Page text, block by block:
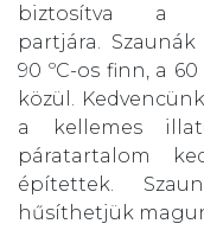
biztosítva a
partjára.
90 ºC-os finn, a
közül.
a kellemes
páratartalom
építettek.
hűsíthetjük